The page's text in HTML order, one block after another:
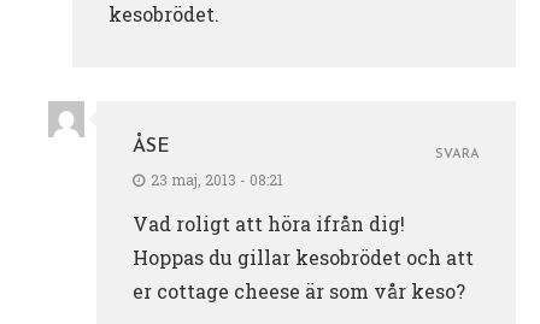
kesobrödet.
ÅSE
23 maj, 2013 - 08:21
Vad roligt att höra ifrån dig!
Hoppas du gillar kesobrödet och att
er cottage cheese är som vår keso?
SVARA